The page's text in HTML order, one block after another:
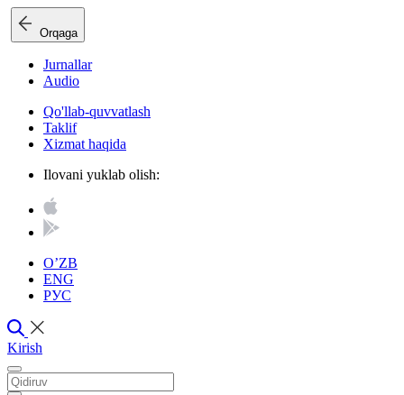
Orqaga
Jurnallar
Audio
Qo'llab-quvvatlash
Taklif
Xizmat haqida
Ilovani yuklab olish:
O’ZB
ENG
РУС
Kirish